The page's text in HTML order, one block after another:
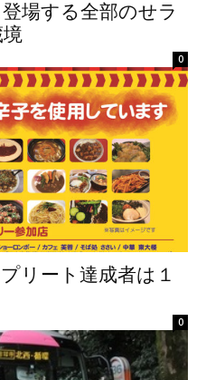
場する全部のせラ
0
リート達成者は１
0